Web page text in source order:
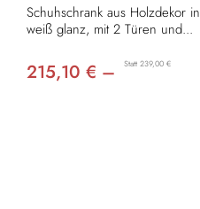
Schuhschrank aus Holzdekor in
weiß glanz, mit 2 Türen und...
215,10 € – Statt 239,00 €